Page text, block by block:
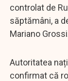
controlat de
săptămâni, a
Mariano
Autoritatea
confirmat că